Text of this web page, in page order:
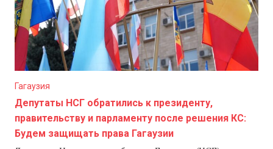
Гагаузия
Депутаты НСГ обратились к президенту,
правительству и парламенту после решения КС:
Будем защищать права Гагаузии